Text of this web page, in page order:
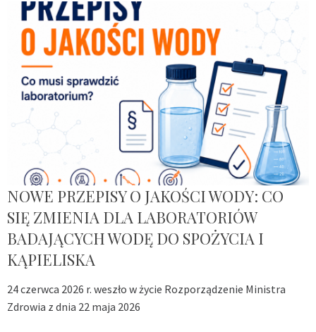
NOWE PRZEPISY O JAKOŚCI WODY: CO
SIĘ ZMIENIA DLA LABORATORIÓW
BADAJĄCYCH WODĘ DO SPOŻYCIA I
KĄPIELISKA
24 czerwca 2026 r. weszło w życie Rozporządzenie Ministra
Zdrowia z dnia 22 maja 2026